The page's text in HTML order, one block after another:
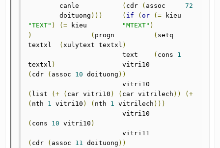
( cdr (
72
	doituong
))) ( if ( or (=
"TEXT" ) (= "MTEXT" )
)
( ( setq
( xulytext textxl )
( cons 1
textxl )
( cdr ( assoc 10 doituong ))
( list (+ ( car vitri10 ) ( car vitrilech ))
(+
( nth 1 vitri10 ) ( nth 1 vitrilech )))
( cons 10 vitri10 )
( cdr ( assoc 11 doituong ))